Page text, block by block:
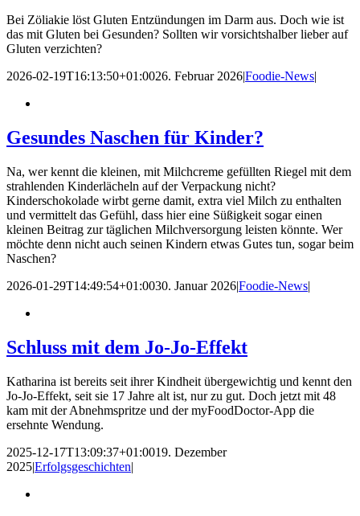
Bei Zöliakie löst Gluten Entzündungen im Darm aus. Doch wie ist
das mit Gluten bei Gesunden? Sollten wir vorsichtshalber lieber auf
Gluten verzichten?
2026-02-19T16:13:50+01:0026. Februar 2026|Foodie-News|
Gesundes Naschen für Kinder?
Na, wer kennt die kleinen, mit Milchcreme gefüllten Riegel mit dem
strahlenden Kinderlächeln auf der Verpackung nicht?
Kinderschokolade wirbt gerne damit, extra viel Milch zu enthalten
und vermittelt das Gefühl, dass hier eine Süßigkeit sogar einen
kleinen Beitrag zur täglichen Milchversorgung leisten könnte. Wer
möchte denn nicht auch seinen Kindern etwas Gutes tun, sogar beim
Naschen?
2026-01-29T14:49:54+01:0030. Januar 2026|Foodie-News|
Schluss mit dem Jo-Jo-Effekt
Katharina ist bereits seit ihrer Kindheit übergewichtig und kennt den
Jo-Jo-Effekt, seit sie 17 Jahre alt ist, nur zu gut. Doch jetzt mit 48
kam mit der Abnehmspritze und der myFoodDoctor-App die
ersehnte Wendung.
2025-12-17T13:09:37+01:0019. Dezember
2025|Erfolgsgeschichten|